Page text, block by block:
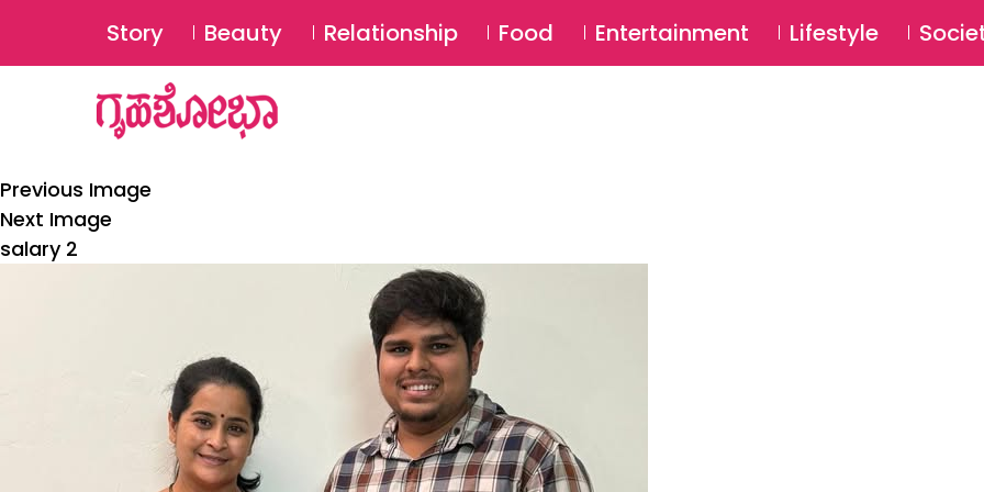
Story Beauty Relationship Food Entertainment Lifestyle
Previous Image
Next Image
salary 2